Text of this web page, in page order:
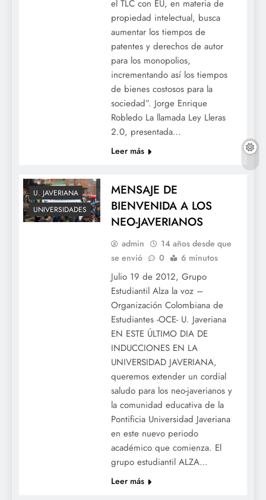
el TLC con EU, en materia de
propiedad intelectual, busca
aumentar los tiempos de
patentes y derechos de autor
para los monopolios,
incrementando así los tiempos
de bienes costosos para la
sociedad”. Jorge Enrique
Robledo La llamada Ley Lleras
2.0, presentada…
Leer más
U. JAVERIANA
UNIVERSIDADES
MENSAJE DE
BIENVENIDA A LOS
NEO-JAVERIANOS
admin
14 años desde que
se envió
0 6 minutos
Julio 19 de 2012, Grupo
Estudiantil Alza la voz –
Organización Colombiana de
Estudiantes -OCE- U. Javeriana
EN ESTE ÚLTIMO DIA DE
INDUCCIONES EN LA
UNIVERSIDAD JAVERIANA,
queremos extender un cordial
saludo para los neo-javerianos y
la comunidad educativa de la
Pontificia Universidad Javeriana
en este nuevo periodo
académico que comienza. El
grupo estudiantil ALZA…
Leer más